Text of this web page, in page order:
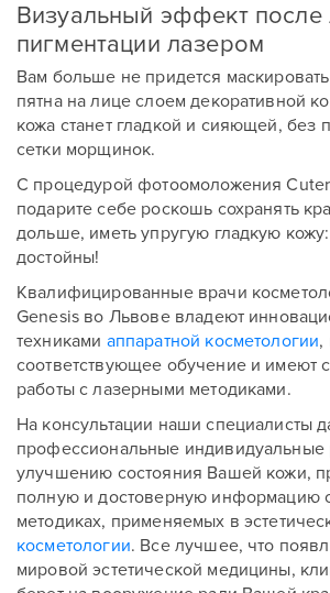
Визуальный эффект после
пигментации лазером
Вам больше не придется
пятна на лице слоем декоративной
кожа станет гладкой и сияющей, без
сетки морщинок.
С процедурой фотоомоложения
подарите себе роскошь сохранять
дольше, иметь упругую гладкую
достойны!
Квалифицированные врачи
Genesis во Львове владеют
техниками аппаратной косметологии,
соответствующее обучение и имеют
работы с лазерными методиками.
На консультации наши специалисты
профессиональные индивидуальные
улучшению состояния Вашей кожи,
полную и достоверную информацию
методиках, применяемых в
косметологии. Все лучшее, что
мировой эстетической медицины,